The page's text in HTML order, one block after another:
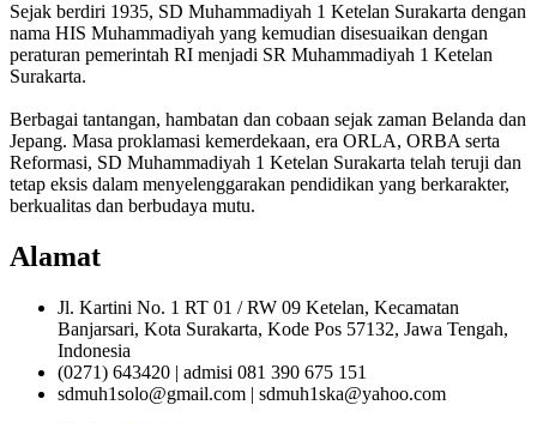
Sejak berdiri 1935, SD Muhammadiyah 1 Ketelan Surakarta dengan
nama HIS Muhammadiyah yang kemudian disesuaikan dengan
peraturan pemerintah RI menjadi SR Muhammadiyah 1 Ketelan
Surakarta.
Berbagai tantangan, hambatan dan cobaan sejak zaman Belanda dan
Jepang. Masa proklamasi kemerdekaan, era ORLA, ORBA serta
Reformasi, SD Muhammadiyah 1 Ketelan Surakarta telah teruji dan
tetap eksis dalam menyelenggarakan pendidikan yang berkarakter,
berkualitas dan berbudaya mutu.
Alamat
Jl. Kartini No. 1 RT 01 / RW 09 Ketelan, Kecamatan
Banjarsari, Kota Surakarta, Kode Pos 57132, Jawa Tengah,
Indonesia
(0271) 643420 | admisi 081 390 675 151
sdmuh1solo@gmail.com | sdmuh1ska@yahoo.com